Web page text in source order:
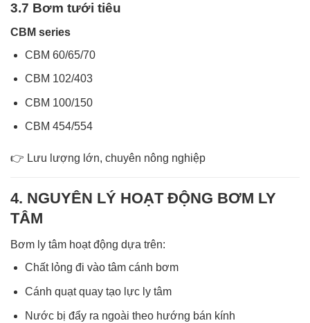
3.7 Bơm tưới tiêu
CBM series
CBM 60/65/70
CBM 102/403
CBM 100/150
CBM 454/554
👉 Lưu lượng lớn, chuyên nông nghiệp
4. NGUYÊN LÝ HOẠT ĐỘNG BƠM LY
TÂM
Bơm ly tâm hoạt động dựa trên:
Chất lỏng đi vào tâm cánh bơm
Cánh quạt quay tạo lực ly tâm
Nước bị đẩy ra ngoài theo hướng bán kính